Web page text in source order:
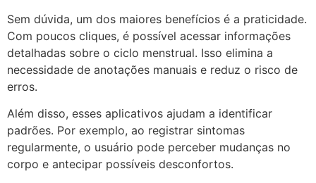
Sem dúvida, um dos maiores benefícios é a praticidade.
Com poucos cliques, é possível acessar informações
detalhadas sobre o ciclo menstrual. Isso elimina a
necessidade de anotações manuais e reduz o risco de
erros.
Além disso, esses aplicativos ajudam a identificar
padrões. Por exemplo, ao registrar sintomas
regularmente, o usuário pode perceber mudanças no
corpo e antecipar possíveis desconfortos.